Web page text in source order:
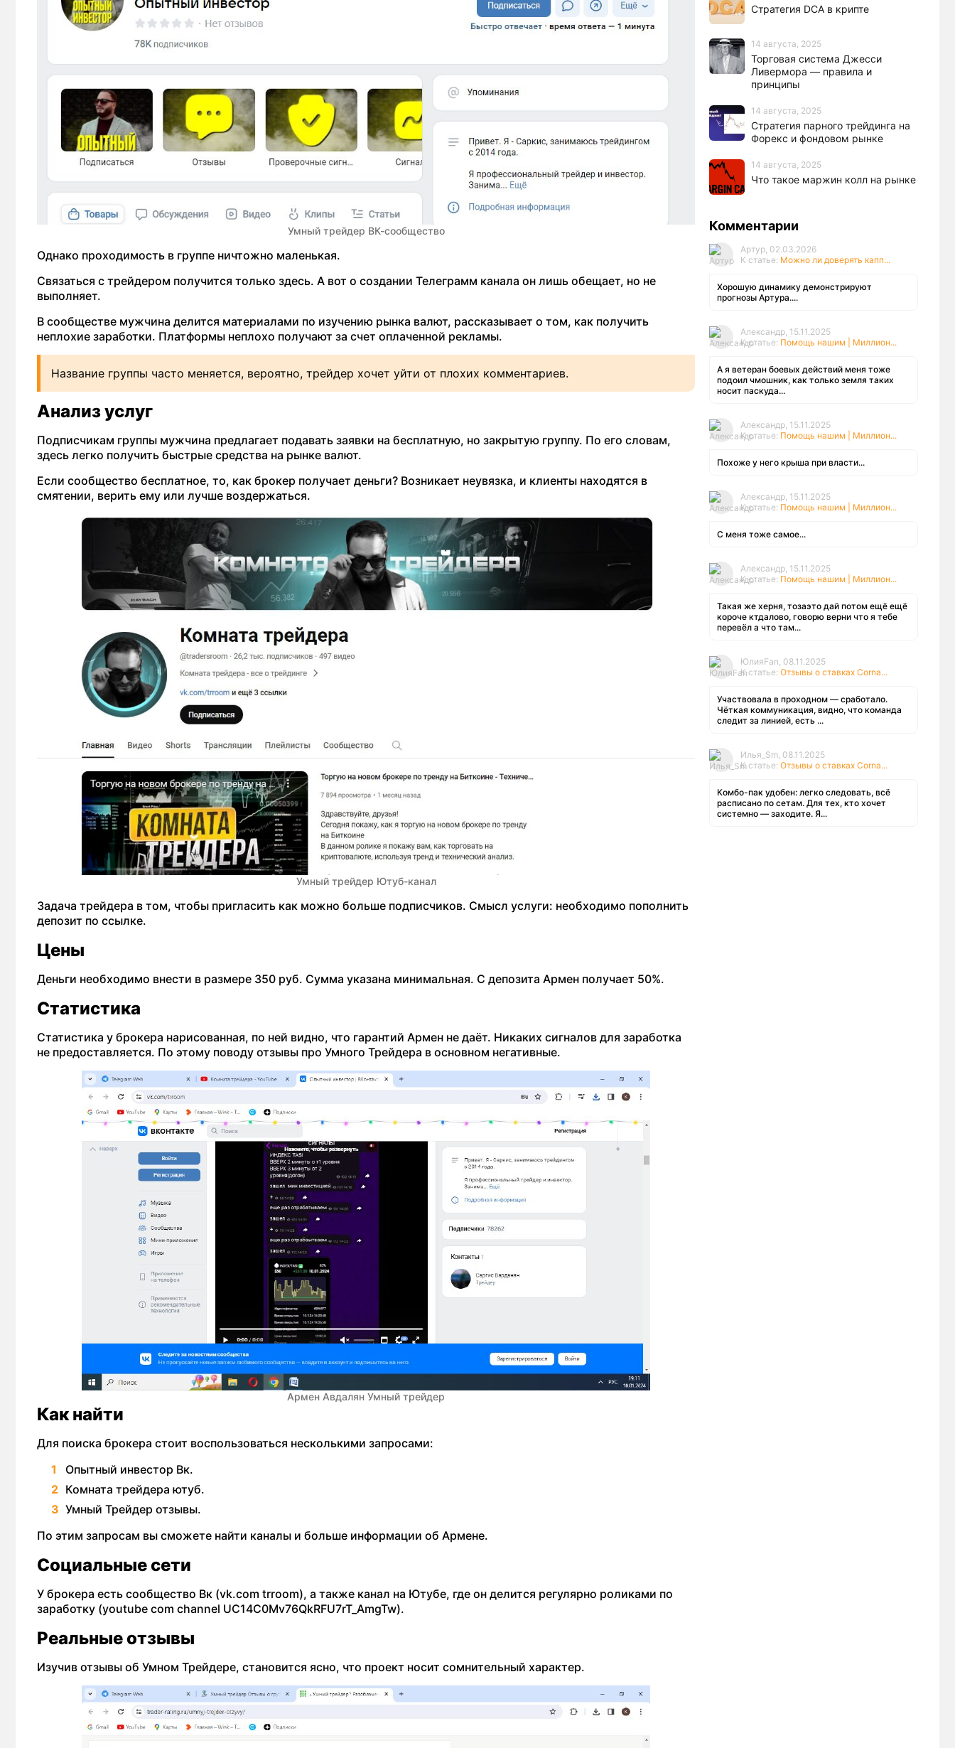
Умный трейдер ВК-сообщество
Однако проходимость в группе ничтожно маленькая.
Связаться с трейдером получится только здесь. А вот о создании Телеграмм канала он лишь обещает, но не
выполняет.
В сообществе мужчина делится материалами по изучению рынка валют, рассказывает о том, как получить
неплохие заработки. Платформы неплохо получают за счет оплаченной рекламы.
Название группы часто меняется, вероятно, трейдер хочет уйти от плохих комментариев.
Анализ услуг
Подписчикам группы мужчина предлагает подавать заявки на бесплатную, но закрытую группу. По его словам,
здесь легко получить быстрые средства на рынке валют.
Если сообщество бесплатное, то, как брокер получает деньги? Возникает неувязка, и клиенты находятся в
смятении, верить ему или лучше воздержаться.
Умный трейдер Ютуб-канал
Задача трейдера в том, чтобы пригласить как можно больше подписчиков. Смысл услуги: необходимо пополнить
депозит по ссылке.
Цены
Деньги необходимо внести в размере 350 руб. Сумма указана минимальная. С депозита Армен получает 50%.
Статистика
Статистика у брокера нарисованная, по ней видно, что гарантий Армен не даёт. Никаких сигналов для заработка
не предоставляется. По этому поводу отзывы про Умного Трейдера в основном негативные.
Армен Авдалян Умный трейдер
Как найти
Для поиска брокера стоит воспользоваться несколькими запросами:
Опытный инвестор Вк.
Комната трейдера ютуб.
Умный Трейдер отзывы.
По этим запросам вы сможете найти каналы и больше информации об Армене.
Социальные сети
У брокера есть сообщество Вк (vk.com trroom), а также канал на Ютубе, где он делится регулярно роликами по
заработку (youtube com channel UC14C0Mv76QkRFU7rT_AmgTw).
Реальные отзывы
Изучив отзывы об Умном Трейдере, становится ясно, что проект носит сомнительный характер.
Стратегия DCA в крипте
14 августа, 2025
Торговая система Джесси
Ливермора — правила и
принципы
14 августа, 2025
Стратегия парного трейдинга на
Форекс и фондовом рынке
14 августа, 2025
Что такое маржин колл на рынке
Комментарии
Артур, 02.03.2026
К статье: Можно ли доверять капп...
Хорошую динамику демонстрируют
прогнозы Артура....
Александр, 15.11.2025
К статье: Помощь нашим | Миллион...
А я ветеран боевых действий меня тоже
подоил чмошник, как только земля таких
носит паскуда...
Александр, 15.11.2025
К статье: Помощь нашим | Миллион...
Похоже у него крыша при власти...
Александр, 15.11.2025
К статье: Помощь нашим | Миллион...
С меня тоже самое...
Александр, 15.11.2025
К статье: Помощь нашим | Миллион...
Такая же херня, тозаэто дай потом ещё ещё
короче ктдалово, говорю верни что я тебе
перевёл а что там...
ЮлияFan, 08.11.2025
К статье: Отзывы о ставках Corna...
Участвовала в проходном — сработало.
Чёткая коммуникация, видно, что команда
следит за линией, есть ...
Илья_Sm, 08.11.2025
К статье: Отзывы о ставках Corna...
Комбо-пак удобен: легко следовать, всё
расписано по сетам. Для тех, кто хочет
системно — заходите. Я...